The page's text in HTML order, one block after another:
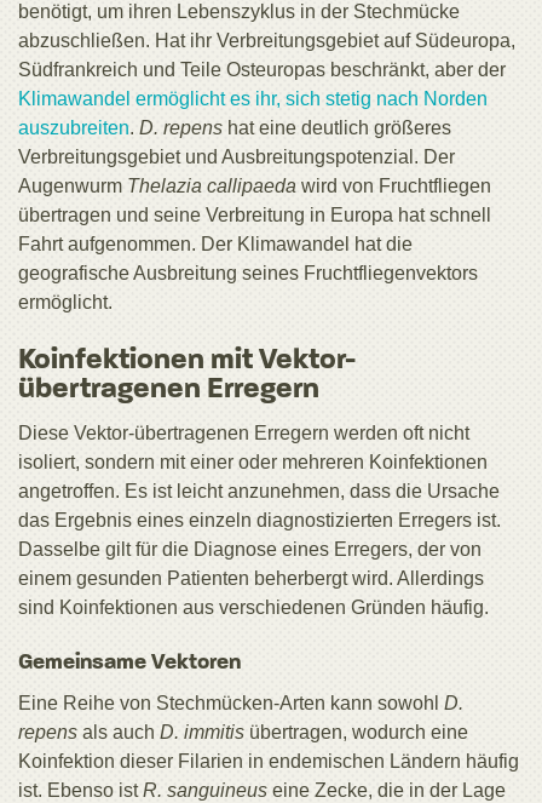
benötigt, um ihren Lebenszyklus in der Stechmücke
abzuschließen. Hat ihr Verbreitungsgebiet auf Südeuropa,
Südfrankreich und Teile Osteuropas beschränkt, aber der
Klimawandel ermöglicht es ihr, sich stetig nach Norden
auszubreiten. D. repens hat eine deutlich größeres
Verbreitungsgebiet und Ausbreitungspotenzial. Der
Augenwurm Thelazia callipaeda wird von Fruchtfliegen
übertragen und seine Verbreitung in Europa hat schnell
Fahrt aufgenommen. Der Klimawandel hat die
geografische Ausbreitung seines Fruchtfliegenvektors
ermöglicht.
Koinfektionen mit Vektor-
übertragenen Erregern
Diese Vektor-übertragenen Erregern werden oft nicht
isoliert, sondern mit einer oder mehreren Koinfektionen
angetroffen. Es ist leicht anzunehmen, dass die Ursache
das Ergebnis eines einzeln diagnostizierten Erregers ist.
Dasselbe gilt für die Diagnose eines Erregers, der von
einem gesunden Patienten beherbergt wird. Allerdings
sind Koinfektionen aus verschiedenen Gründen häufig.
Gemeinsame Vektoren
Eine Reihe von Stechmücken-Arten kann sowohl D.
repens als auch D. immitis übertragen, wodurch eine
Koinfektion dieser Filarien in endemischen Ländern häufig
ist. Ebenso istR. sanguineus eine Zecke, die in der Lage